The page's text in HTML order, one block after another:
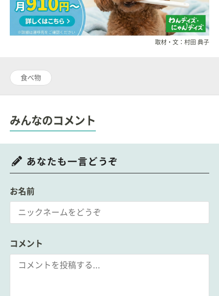
取材・文：村田 典子
食べ物
みんなのコメント
あなたも一言どうぞ
お名前
コメント